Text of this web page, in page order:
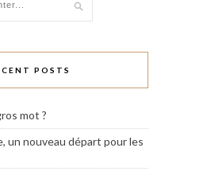
POSTS
mot ?
un nouveau départ pour les